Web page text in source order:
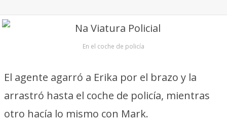
En el coche de policía
El agente agarró a Erika por el brazo y la
arrastró hasta el coche de policía, mientras
otro hacía lo mismo con Mark.